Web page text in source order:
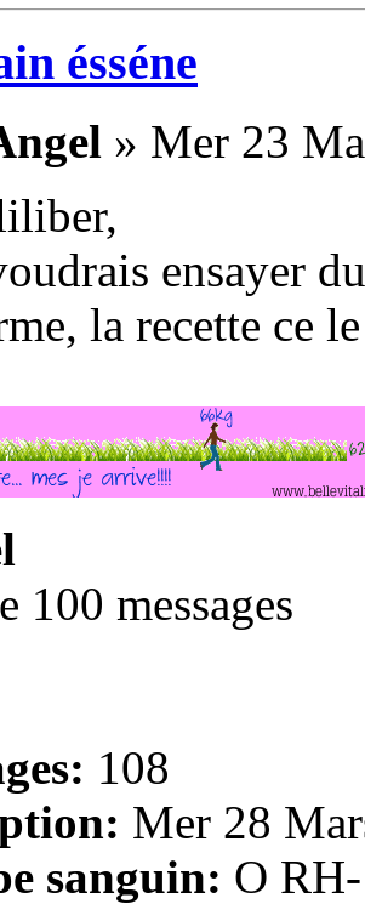
ésséne
» Mer 23
ensayer
la recette ce
100 messages
108
Mer 28
sanguin: O RH-